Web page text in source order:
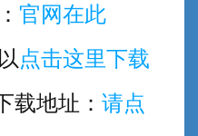
官网在此
点击这里下载
载地址： 请点